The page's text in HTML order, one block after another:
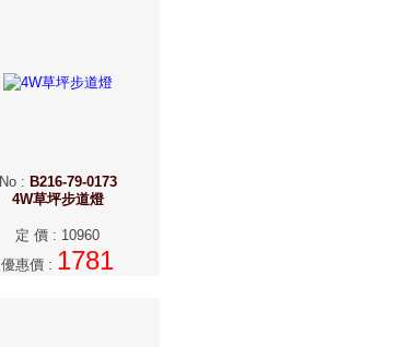
No: B216-79-0173
4W草坪步道燈
定 價 : 10960
優惠價 : 1781